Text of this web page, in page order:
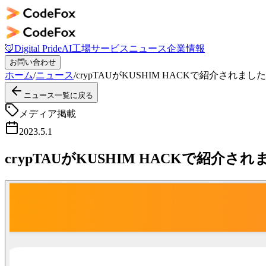
🦊Digital PrideAI工場サービスニュース企業情報
お問い合わせ
ホーム/ニュース/crypTAUがKUSHIM HACKで紹介されました
ニュース一覧に戻る
メディア掲載
2023.5.1
crypTAUがKUSHIM HACKで紹介され